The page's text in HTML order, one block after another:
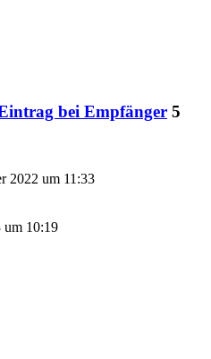
bei Empfänger 5
2022 um 11:33
um 10:19